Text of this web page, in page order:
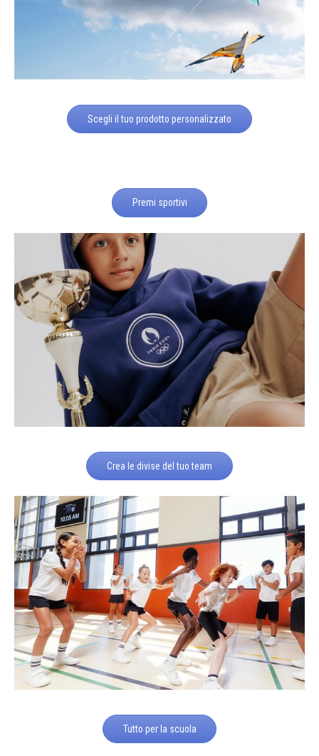
Scegli il tuo prodotto personalizzato
Premi sportivi
Crea le divise del tuo team
Tutto per la scuola